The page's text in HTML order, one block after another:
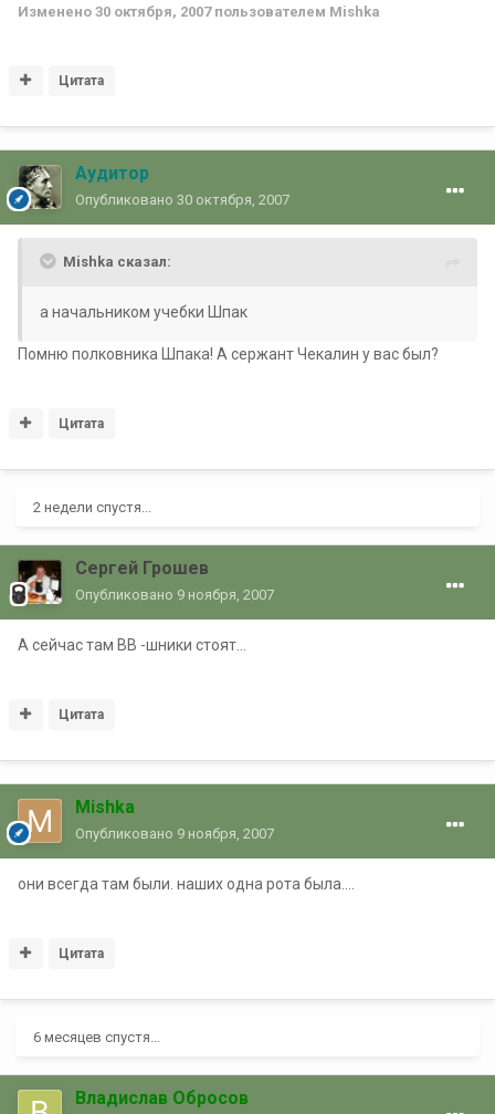
Изменено 30 октября, 2007пользователем Mishka
Цитата
Аудитор
Опубликовано 30 октября, 2007
Mishka сказал:
а начальником учебки Шпак
Помню полковника Шпака! А сержант Чекалин у вас был?
Цитата
2 недели спустя...
Сергей Грошев
Опубликовано 9 ноября, 2007
А сейчас там ВВ -шники стоят...
Цитата
Mishka
Опубликовано 9 ноября, 2007
они всегда там были. наших одна рота была....
Цитата
6 месяцев спустя...
Владислав Обросов